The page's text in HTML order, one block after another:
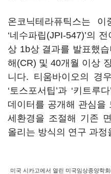
온코닉테라퓨틱스는
‘네수파립(JPI-547)’의
상 1b상 결과를 발표했
해(CR) 및 40개월 이상
니다. 티움바이오의 경
‘토스포서팁’과 ‘키트
데이터를 공개해 관심을
세환경을 조절해 기존
올리는 방식의 연구 과정
미국 시카고에서 열린 미국임상종양학